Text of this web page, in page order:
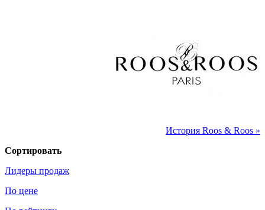
История Roos & Roos »
Сортировать
Лидеры продаж
По цене